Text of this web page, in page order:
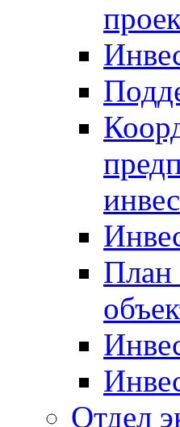
План
Отдел